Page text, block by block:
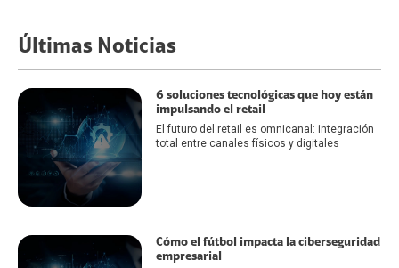
Últimas Noticias
6 soluciones tecnológicas que hoy están
impulsando el retail
El futuro del retail es omnicanal: integración
total entre canales físicos y digitales
Cómo el fútbol impacta la ciberseguridad
empresarial